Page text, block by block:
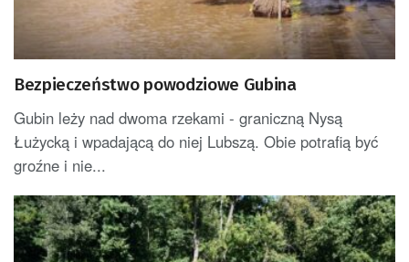
Bezpieczeństwo powodziowe Gubina
Gubin leży nad dwoma rzekami - graniczną Nysą
Łużycką i wpadającą do niej Lubszą. Obie potrafią być
groźne i nie...